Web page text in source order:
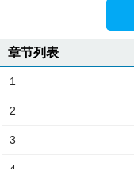
章节列表
1
2
3